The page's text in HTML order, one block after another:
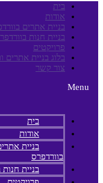
בית
אודות
בניית אתרים
בניית חנות
פרויקטים
בלוג בניית אתרים
צור קשר
Menu
בית
אודות
בניית
בוורדפרס
בניית